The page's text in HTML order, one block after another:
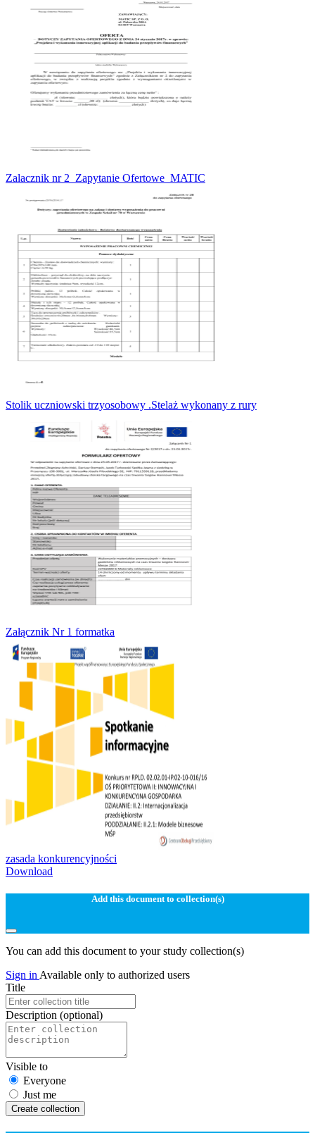
Zalacznik nr 2_Zapytanie Ofertowe_MATIC
Stolik uczniowski trzyosobowy .Stelaż wykonany z rury
Załącznik Nr 1 formatka
zasada konkurencyjności
Download
Add this document to collection(s)
You can add this document to your study collection(s)
Sign in Available only to authorized users
Title
Description (optional)
Visible to
Everyone
Just me
Create collection